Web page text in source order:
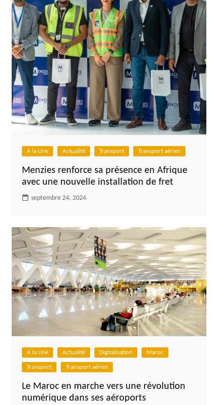
A la Une Actualité Transport Transport aérien
Menzies renforce sa présence en Afrique
avec une nouvelle installation de fret
septembre 24, 2024
A la Une Actualité Digitalisation Maroc
Transport Transport aérien
Le Maroc en marche vers une révolution
numérique dans ses aéroports